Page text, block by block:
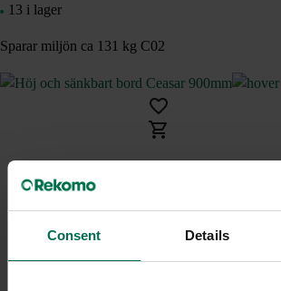
Consent Details
13 i lager
Sparar miljön ca 131 kg C02